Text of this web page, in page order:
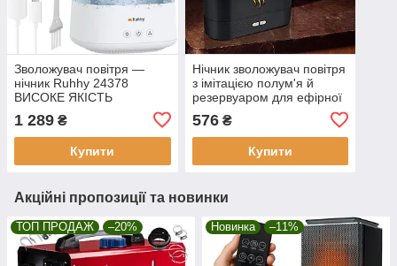
Зволожувач повітря —
нічник Ruhhy 24378
ВИСОКЕ ЯКІСТЬ
1 289 ₴
Купити
Нічник зволожувач повітря
з імітацією полум'я й
резервуаром для ефірної
олії аромадифузор 180 мл
Ruhhy 225
576₴
Купити
Акційні пропозиції та новинки
ТОП ПРОДАЖ –20% Новинка –11%